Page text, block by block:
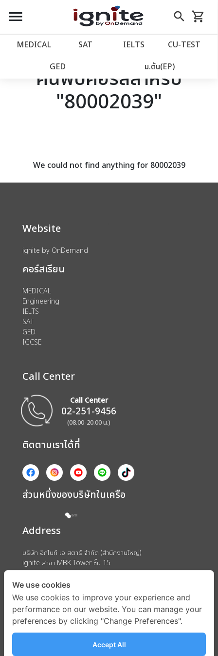
close
account_balance หน้าแรก
เว็บไซต์อิกไนท์
โปรโมชั่น
assignment ลงทะเบียน
menu search
Skip
to
shopping_cart
รถเข็น
MEDICAL SAT IELTS CU‑TEST
GED ม.ต้น(EP)
ค้นพบคอร์สสำหรับ
"80002039"
We could not find anything for 80002039
Website
ignite by OnDemand
คอร์สเรียน
MEDICAL
Engineering
IELTS
SAT
GED
IGCSE
Call Center
Call Center
02-251-9456
(08.00-20.00 น.)
ติดตามเราได้ที่
ส่วนหนึ่งของบริษัทในเครือ
Address
บริษัท อิกไนท์ เอ สตาร์ จำกัด (สำนักงานใหญ่)
ignite สาขา MBK Tower ชั้น 15
ถนนพญาไท แขวงวังใหม่ เขตปทุมวัน กรุงเทพมหานคร 10330
We use cookies
We use cookies to improve your experience and
performance on our website. You can manage your
preferences by clicking "Change Preferences".
Accept All